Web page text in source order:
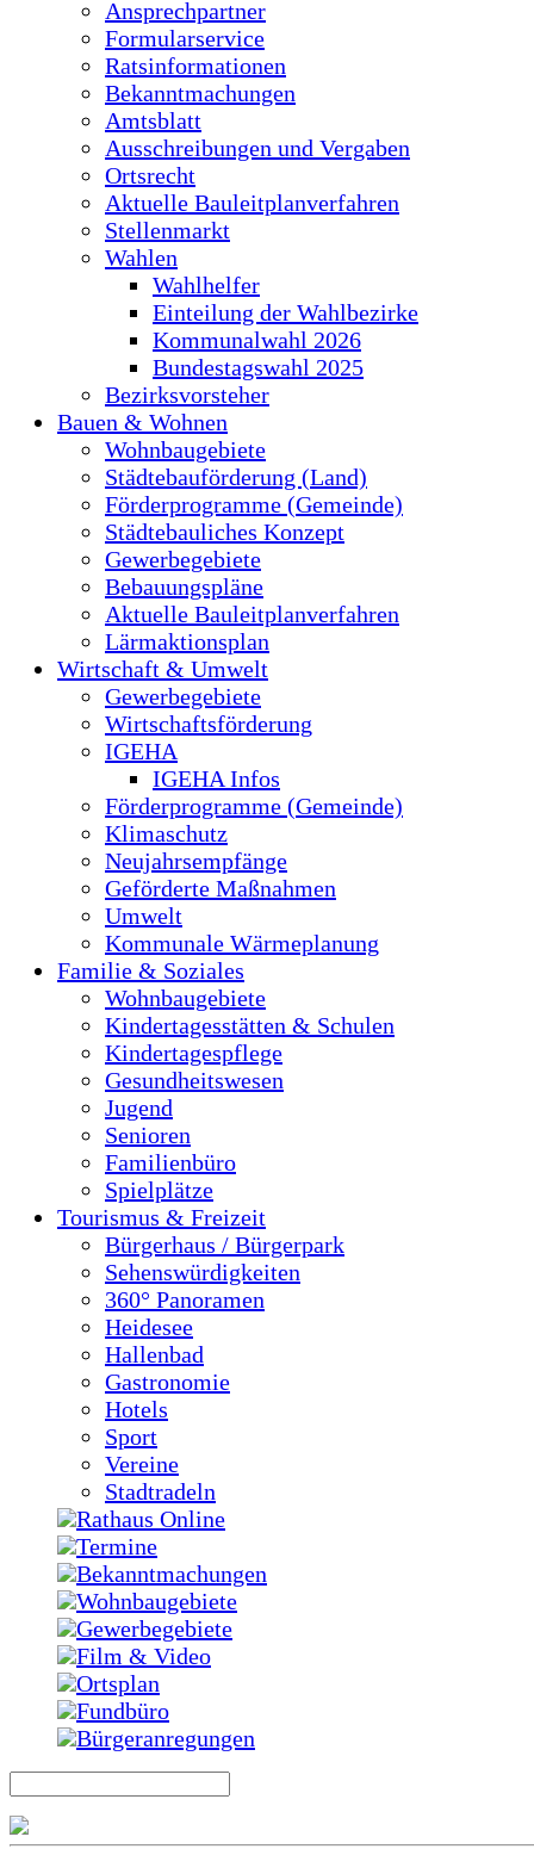
Ansprechpartner
Formularservice
Ratsinformationen
Bekanntmachungen
Amtsblatt
Ausschreibungen und Vergaben
Ortsrecht
Aktuelle Bauleitplanverfahren
Stellenmarkt
Wahlen
Wahlhelfer
Einteilung der Wahlbezirke
Kommunalwahl 2026
Bundestagswahl 2025
Bezirksvorsteher
Bauen & Wohnen
Wohnbaugebiete
Städtebauförderung (Land)
Förderprogramme (Gemeinde)
Städtebauliches Konzept
Gewerbegebiete
Bebauungspläne
Aktuelle Bauleitplanverfahren
Lärmaktionsplan
Wirtschaft & Umwelt
Gewerbegebiete
Wirtschaftsförderung
IGEHA
IGEHA Infos
Förderprogramme (Gemeinde)
Klimaschutz
Neujahrsempfänge
Geförderte Maßnahmen
Umwelt
Kommunale Wärmeplanung
Familie & Soziales
Wohnbaugebiete
Kindertagesstätten & Schulen
Kindertagespflege
Gesundheitswesen
Jugend
Senioren
Familienbüro
Spielplätze
Tourismus & Freizeit
Bürgerhaus / Bürgerpark
Sehenswürdigkeiten
360° Panoramen
Heidesee
Hallenbad
Gastronomie
Hotels
Sport
Vereine
Stadtradeln
Rathaus Online
Termine
Bekanntmachungen
Wohnbaugebiete
Gewerbegebiete
Film & Video
Ortsplan
Fundbüro
Bürgeranregungen